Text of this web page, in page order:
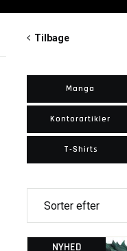
Tilbage
Manga
Kontorartikler
T-Shirts
NYHED